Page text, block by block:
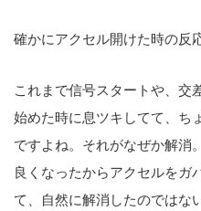
確かにアクセル開けた時の反
これまで信号スタートや、交
始めた時に息ツキしてて、ち
ですよね。それがなぜか解消
良くなったからアクセルをガ
て、自然に解消したのではな